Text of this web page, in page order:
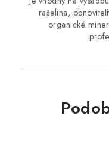
rašelina,
organické